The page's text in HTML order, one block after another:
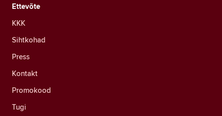
Ettevõte
KKK
Sihtkohad
Press
Kontakt
Promokood
Tugi